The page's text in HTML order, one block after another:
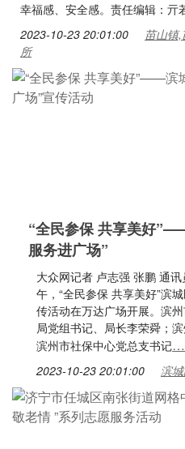
幸福感、安全感。责任编辑：亓
2023-10-23 20:01:00
苗山镇
所
“全民参保 共享美好
服务进广场”
大众网记者 卢志强 张鹏 通
午，“全民参保 共享美好”滨
传活动在万达广场开展。滨
局党组书记、局长李荣舜；
滨州市社保中心党总支书记
2023-10-23 20:01:00 滨